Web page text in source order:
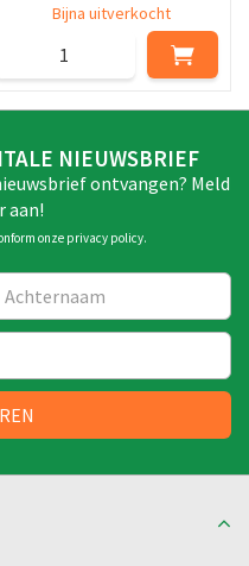
Bijna uitverkocht
NIEUWSBRIEF
ontvangen? Meld
aan!
onze privacy policy.